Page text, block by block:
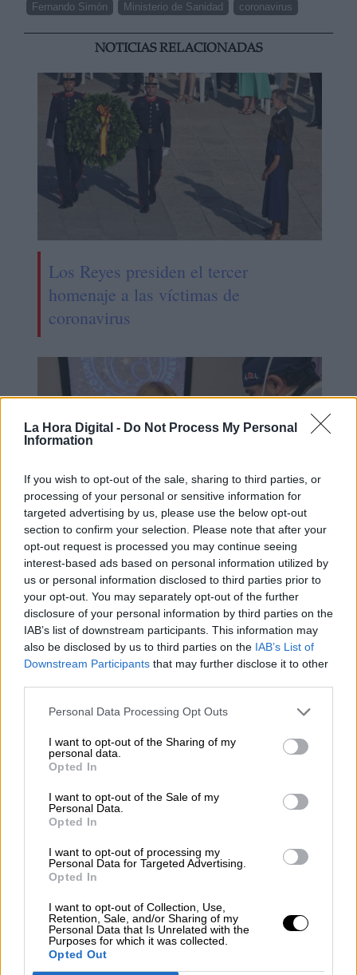
La Hora Digital - Do Not Process My Personal
Information
If you wish to opt-out of the sale, sharing to third parties, or
processing of your personal or sensitive information for
targeted advertising by us, please use the below opt-out
section to confirm your selection. Please note that after your
opt-out request is processed you may continue seeing
interest-based ads based on personal information utilized by
us or personal information disclosed to third parties prior to
your opt-out. You may separately opt-out of the further
disclosure of your personal information by third parties on the
IAB’s list of downstream participants. This information may
also be disclosed by us to third parties on the IAB’s List of
Downstream Participants that may further disclose it to other
Personal Data Processing Opt Outs
I want to opt-out of the Sharing of my
personal data.
Opted In
I want to opt-out of the Sale of my
Personal Data.
Opted In
I want to opt-out of processing my
Personal Data for Targeted Advertising.
Opted In
I want to opt-out of Collection, Use,
Retention, Sale, and/or Sharing of my
Personal Data that Is Unrelated with the
Purposes for which it was collected.
Opted Out
Fernando Simón Ministerio de Sanidad coronavirus
NOTICIAS RELACIONADAS
Los Reyes presiden el tercer
homenaje a las víctimas de
coronavirus
La OMS informa de más de 420
casos de hepatitis aguda en niños
Aumentan las cifras Covid tras el fin